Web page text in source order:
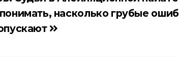
насколько грубые